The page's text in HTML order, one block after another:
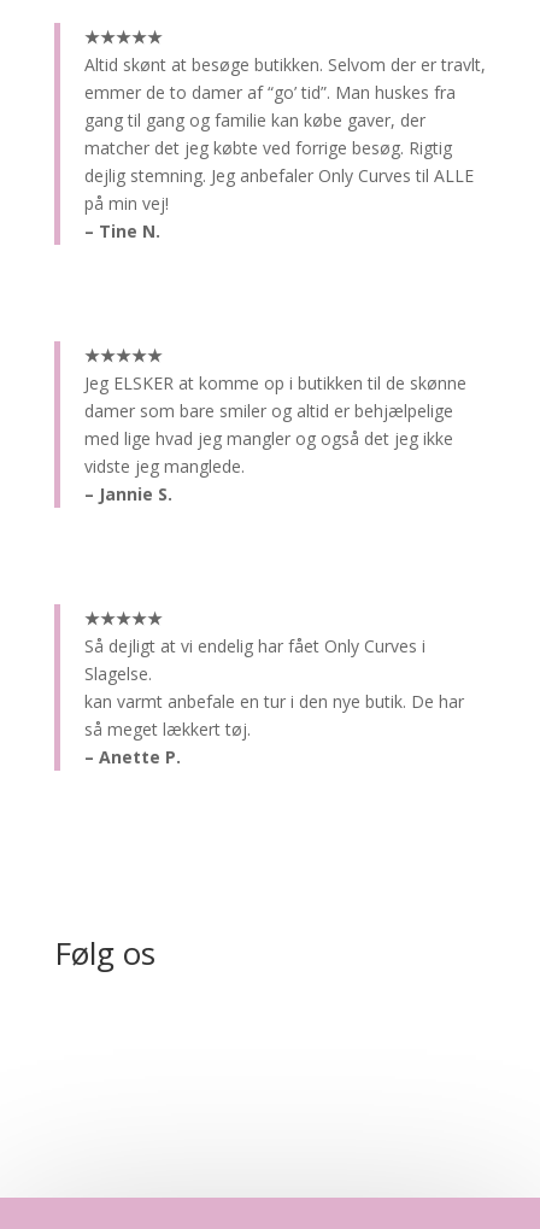
★★★★★
Altid skønt at besøge butikken. Selvom der er travlt,
emmer de to damer af “go’ tid”. Man huskes fra
gang til gang og familie kan købe gaver, der
matcher det jeg købte ved forrige besøg. Rigtig
dejlig stemning. Jeg anbefaler Only Curves til ALLE
på min vej!
– Tine N.
★★★★★
Jeg ELSKER at komme op i butikken til de skønne
damer som bare smiler og altid er behjælpelige
med lige hvad jeg mangler og også det jeg ikke
vidste jeg manglede.
– Jannie S.
★★★★★
Så dejligt at vi endelig har fået Only Curves i
Slagelse.
kan varmt anbefale en tur i den nye butik. De har
så meget lækkert tøj.
– Anette P.
Følg os